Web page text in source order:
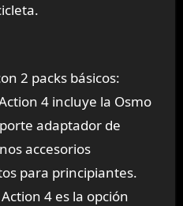
2 packs básicos:
4 incluye la Osmo
adaptador de
accesorios
para principiantes.
4 es la opción